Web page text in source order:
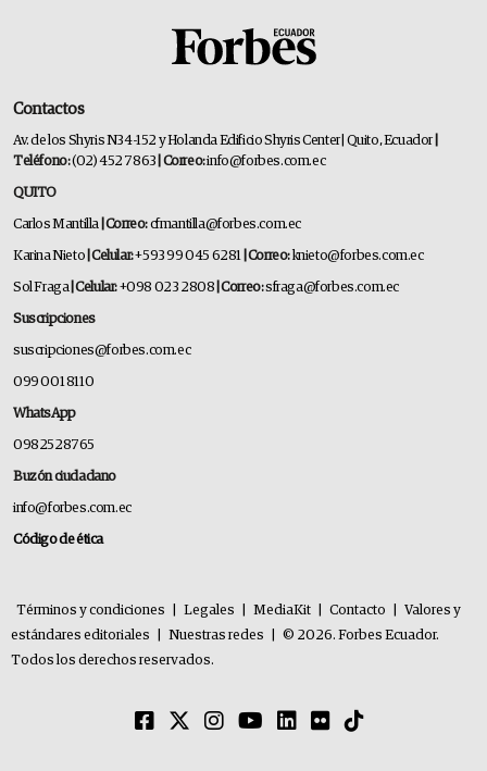
Contactos
Av. de los Shyris N34-152 y Holanda Edificio Shyris Center | Quito, Ecuador
Teléfono:(02) 452 7863 | Correo:info@forbes.com.ec
QUITO
Carlos Mantilla | Correo:cfmantilla@forbes.com.ec
Karina Nieto | Celular:+593 99 045 6281 | Correo: knieto@forbes.com.ec
Sol Fraga | Celular:+098 023 2808 | Correo:sfraga@forbes.com.ec
Suscripciones
suscripciones@forbes.com.ec
099 001 8110
WhatsApp
0982528765
Buzón ciudadano
info@forbes.com.ec
Código de ética
Términos y condiciones Legales MediaKit Contacto
Valores y
estándares editoriales
Nuestras redes
© 2026. Forbes Ecuador.
Todos los derechos reservados.